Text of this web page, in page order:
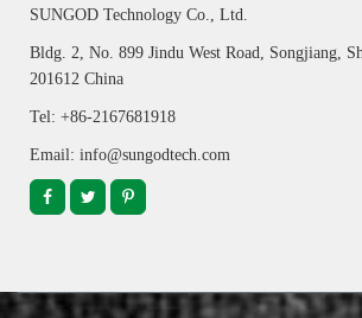
SUNGOD Technology Co., Ltd.
Bldg. 2, No. 899 Jindu West Road, Songjiang,
201612 China
Tel: +86-2167681918
Email: info@sungodtech.com